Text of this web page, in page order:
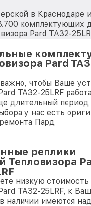
в Краснодаре
комплектующих
Pard TA32-
Pard
чтобы Ваше
TA32-25LRF
длительный
у нас есть
Пард
реплики
Тепловизора
низкую стоимость
TA32-25LRF, к
наличии имеются